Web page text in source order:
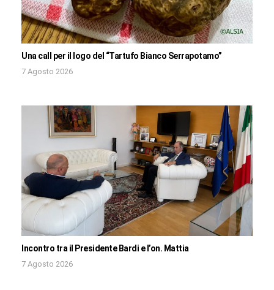
Una call per il logo del “Tartufo Bianco Serrapotamo”
7 Agosto 2026
Incontro tra il Presidente Bardi e l’on. Mattia
7 Agosto 2026